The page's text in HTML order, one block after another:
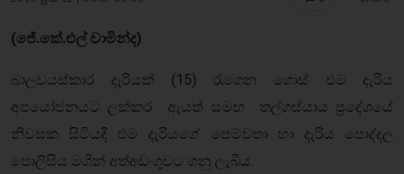
(ජේ.කේ.එල් චාමින්ද)
බාලවයස්කාර දැරියක් (15) රැගෙන ගොස් එම දැරිය
අපයෝජනයට ලක්කර ඇයත් සමඟ තල්ගස්යාය ප්‍රදේශයේ
නිවසක සිටියදී එම දැරියගේ පෙම්වතා හා දැරිය පොද්දල
පොලිසිය මගින් අත්අඩංගුවට ගනු ලැබීය.